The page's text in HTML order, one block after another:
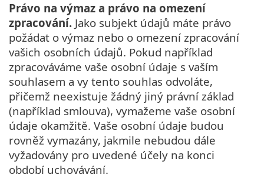
Právo na výmaz a právo na omezení
zpracování. Jako subjekt údajů máte právo
požádat o výmaz nebo o omezení zpracování
vašich osobních údajů. Pokud například
zpracováváme vaše osobní údaje s vaším
souhlasem a vy tento souhlas odvoláte,
přičemž neexistuje žádný jiný právní základ
(například smlouva), vymažeme vaše osobní
údaje okamžitě. Vaše osobní údaje budou
rovněž vymazány, jakmile nebudou dále
vyžadovány pro uvedené účely na konci
období uchovávání.